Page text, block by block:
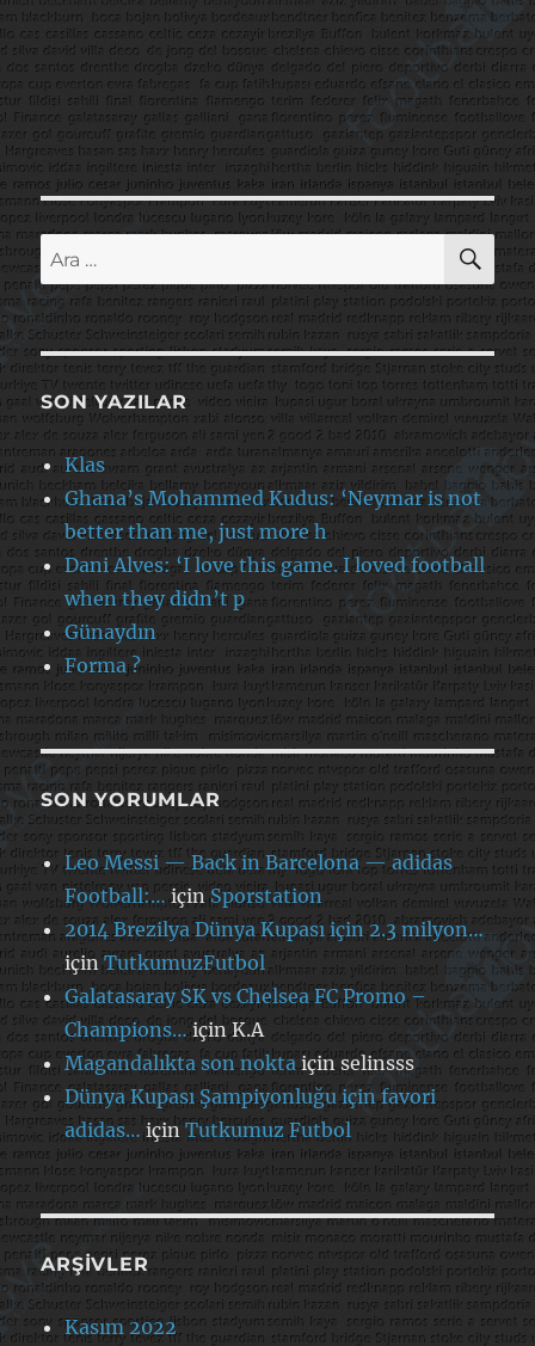
Ara:
SON YAZILAR
Klas
Ghana’s Mohammed Kudus: ‘Neymar is not
better than me, just more h
Dani Alves: ‘I love this game. I loved football
when they didn’t p
Günaydın
Forma ?
SON YORUMLAR
Leo Messi — Back in Barcelona — adidas
Football:…içinSporstation
2014 Brezilya Dünya Kupası için 2.3 milyon…
içinTutkumuzFutbol
Galatasaray SK vs Chelsea FC Promo –
Champions…içinK.A
Magandalıkta son noktaiçinselinsss
Dünya Kupası Şampiyonluğu için favori
adidas…içinTutkumuz Futbol
ARŞIVLER
Kasım 2022